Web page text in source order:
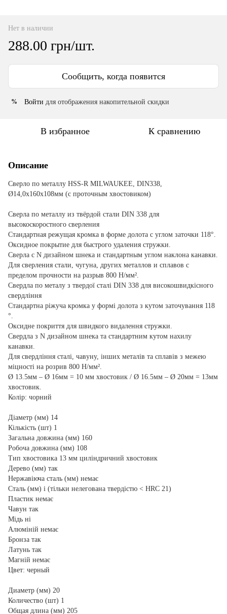
Нет в наличии
288.00 грн/шт.
Сообщить, когда появится
% Войти для отображения накопительной скидки
В избранное К сравнению
Описание
Сверло по металлу HSS-R MILWAUKEE, DIN338,
Ø14,0х160х108мм (с проточным хвостовиком)
Сверла по металлу из твёрдой стали DIN 338 для
высокоскоростного сверления
Стандартная режущая кромка в форме долота с углом заточки 118°.
Оксидное покрытие для быстрого удаления стружки.
Сверла с N дизайном шнека и стандартным углом наклона канавки.
Для сверления стали, чугуна, других металлов и сплавов с
пределом прочности на разрыв 800 Н/мм².
Свердла по металу з твердої сталі DIN 338 для високошвидкісного
свердління
Стандартна ріжуча кромка у формі долота з кутом заточування 118
°.
Оксидне покриття для швидкого видалення стружки.
Свердла з N дизайном шнека та стандартним кутом нахилу
канавки.
Для свердління сталі, чавуну, інших металів та сплавів з межею
міцності на розрив 800 Н/мм².
Ø 13.5мм – Ø 16мм = 10 мм хвостовик / Ø 16.5мм – Ø 20мм = 13мм
хвостовик.
Колір: чорний
Діаметр (мм) 14
Кількість (шт) 1
Загальна довжина (мм) 160
Робоча довжина (мм) 108
Тип хвостовика 13 мм циліндричний хвостовик
Дерево (мм) так
Нержавіюча сталь (мм) немає
Сталь (мм) і (тільки нелегована твердістю < HRC 21)
Пластик немає
Чавун так
Мідь ні
Алюміній немає
Бронза так
Латунь так
Магній немає
Цвет: черный
Диаметр (мм) 20
Количество (шт) 1
Общая длина (мм) 205